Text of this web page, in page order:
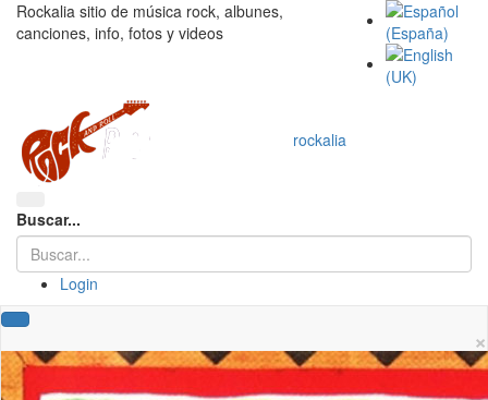
Rockalia sitio de música rock, albunes,
canciones, info, fotos y videos
rockalia
Buscar...
Login
×